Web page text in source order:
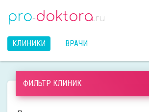
pro-doktora.ru
КЛИНИКИ ВРАЧИ
ФИЛЬТР КЛИНИК